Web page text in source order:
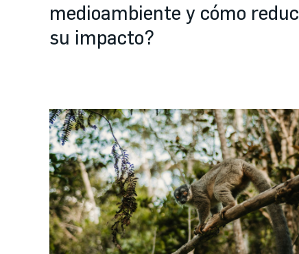
medioambiente y cómo
su impacto?